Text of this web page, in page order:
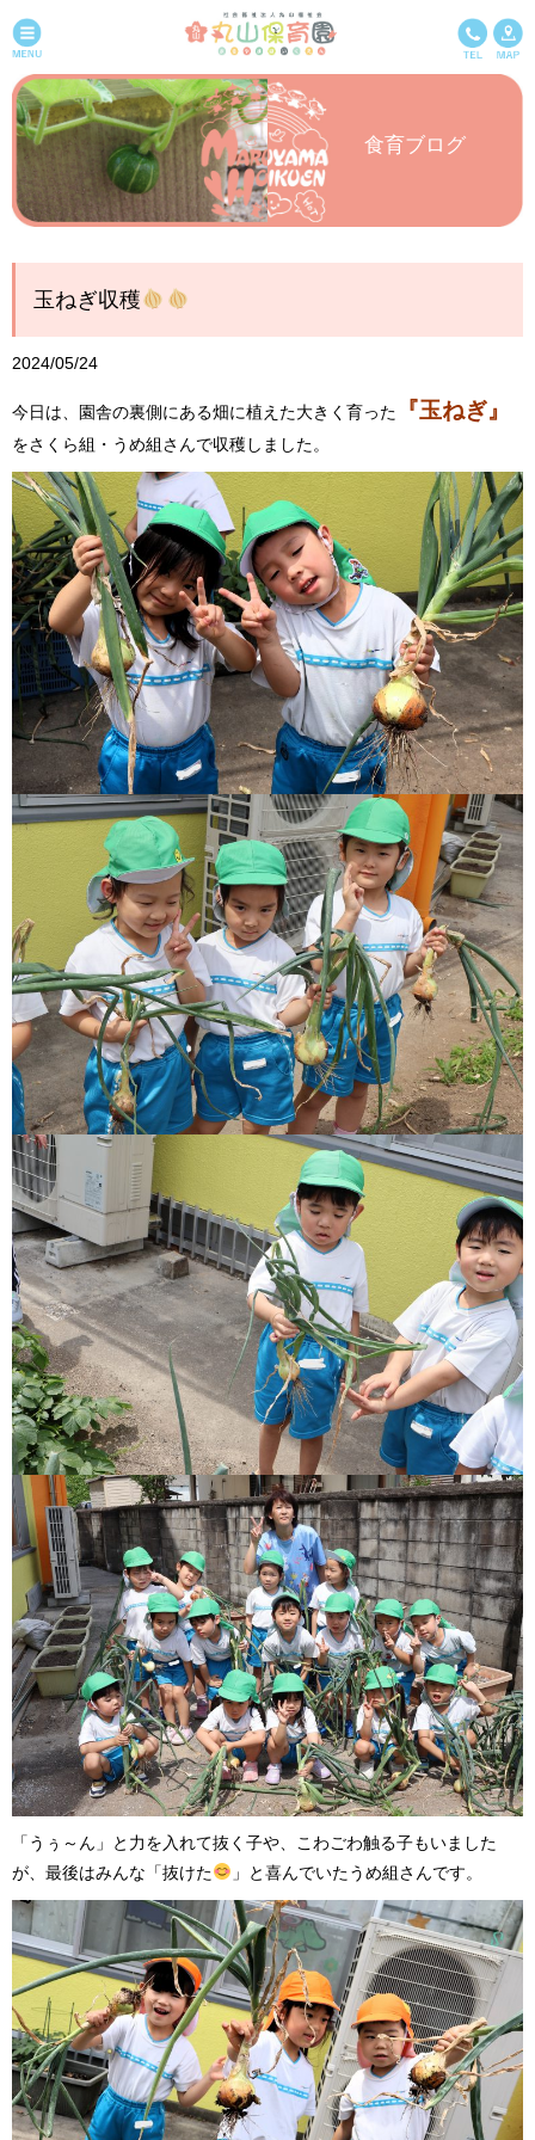
食育ブログ
玉ねぎ収穫
2024/05/24
今日は、園舎の裏側にある畑に植えた大きく育った 『玉ねぎ』
をさくら組・うめ組さんで収穫しました。
「うぅ～ん」と力を入れて抜く子や、こわごわ触る子もいました
が、最後はみんな「抜けた
」と喜んでいたうめ組さんです。